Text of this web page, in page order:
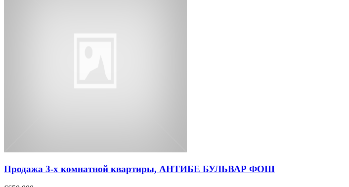
Продажа 3-х комнатной квартиры, АНТИБЕ БУЛЬВАР ФОШ